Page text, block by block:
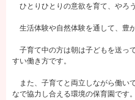
ひとりひとりの意欲を育て、やろ
生活体験や自然体験を通して、豊
子育て中の方は朝は子どもを送っ
すい働き方です。
また、子育てと両立しながら働い
なで協力し合える環境の保育園です。